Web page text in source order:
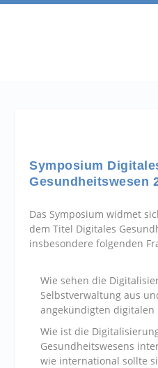
Symposium
Gesundheitswesen
Das Symposium widmet
dem Titel Digitales
insbesondere folgenden
Wie sehen die
Selbstverwaltung aus
angekündigten digitalen
Wie ist die
Gesundheitswesens
wie international sollte